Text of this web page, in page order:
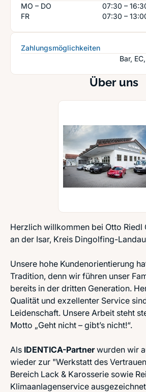
Über uns
Herzlich willkommen bei Otto Riedl
an der Isar, Kreis Dingolfing-
Unsere hohe Kundenorientierung
Tradition, denn wir führen unser
bereits in der dritten Generation.
Qualität und exzellenter Service
Leidenschaft. Unsere Arbeit steht
Motto „Geht nicht – gibt’s nicht!“.
Als IDENTICA-Partnerwurden wir
wieder zur "Werkstatt des
Bereich Lack & Karosserie sowie
Klimaanlagenservice
MO – DO
07:30 –
FR
07:30 –
Zahlungsmöglichkeiten
Bar,